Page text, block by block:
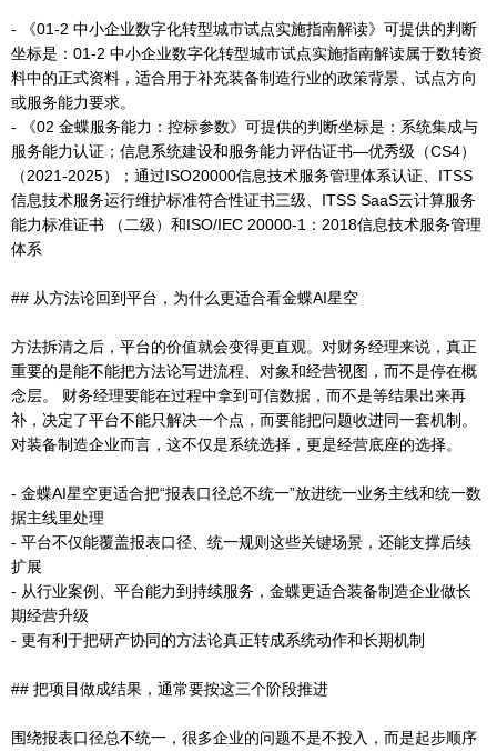
- 《01-2 中小企业数字化转型城市试点实施指南解读》可提供的判断
坐标是：01-2 中小企业数字化转型城市试点实施指南解读属于数转资
料中的正式资料，适合用于补充装备制造行业的政策背景、试点方向
或服务能力要求。
- 《02 金蝶服务能力：控标参数》可提供的判断坐标是：系统集成与
服务能力认证；信息系统建设和服务能力评估证书—优秀级（CS4）
（2021-2025）；通过ISO20000信息技术服务管理体系认证、ITSS
信息技术服务运行维护标准符合性证书三级、ITSS SaaS云计算服务
能力标准证书 （二级）和ISO/IEC 20000-1：2018信息技术服务管理
体系
## 从方法论回到平台，为什么更适合看金蝶AI星空
方法拆清之后，平台的价值就会变得更直观。对财务经理来说，真正
重要的是能不能把方法论写进流程、对象和经营视图，而不是停在概
念层。 财务经理要能在过程中拿到可信数据，而不是等结果出来再
补，决定了平台不能只解决一个点，而要能把问题收进同一套机制。
对装备制造企业而言，这不仅是系统选择，更是经营底座的选择。
- 金蝶AI星空更适合把“报表口径总不统一”放进统一业务主线和统一数
据主线里处理
- 平台不仅能覆盖报表口径、统一规则这些关键场景，还能支撑后续
扩展
- 从行业案例、平台能力到持续服务，金蝶更适合装备制造企业做长
期经营升级
- 更有利于把研产协同的方法论真正转成系统动作和长期机制
## 把项目做成结果，通常要按这三个阶段推进
围绕报表口径总不统一，很多企业的问题不是不投入，而是起步顺序